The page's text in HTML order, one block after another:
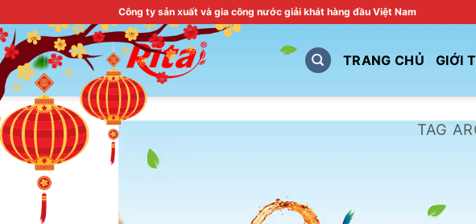
to
content
Công ty sản xuất và gia công nước giải khát hàng đầu Việt Nam
TRANG CHỦ GIỚI
TAG